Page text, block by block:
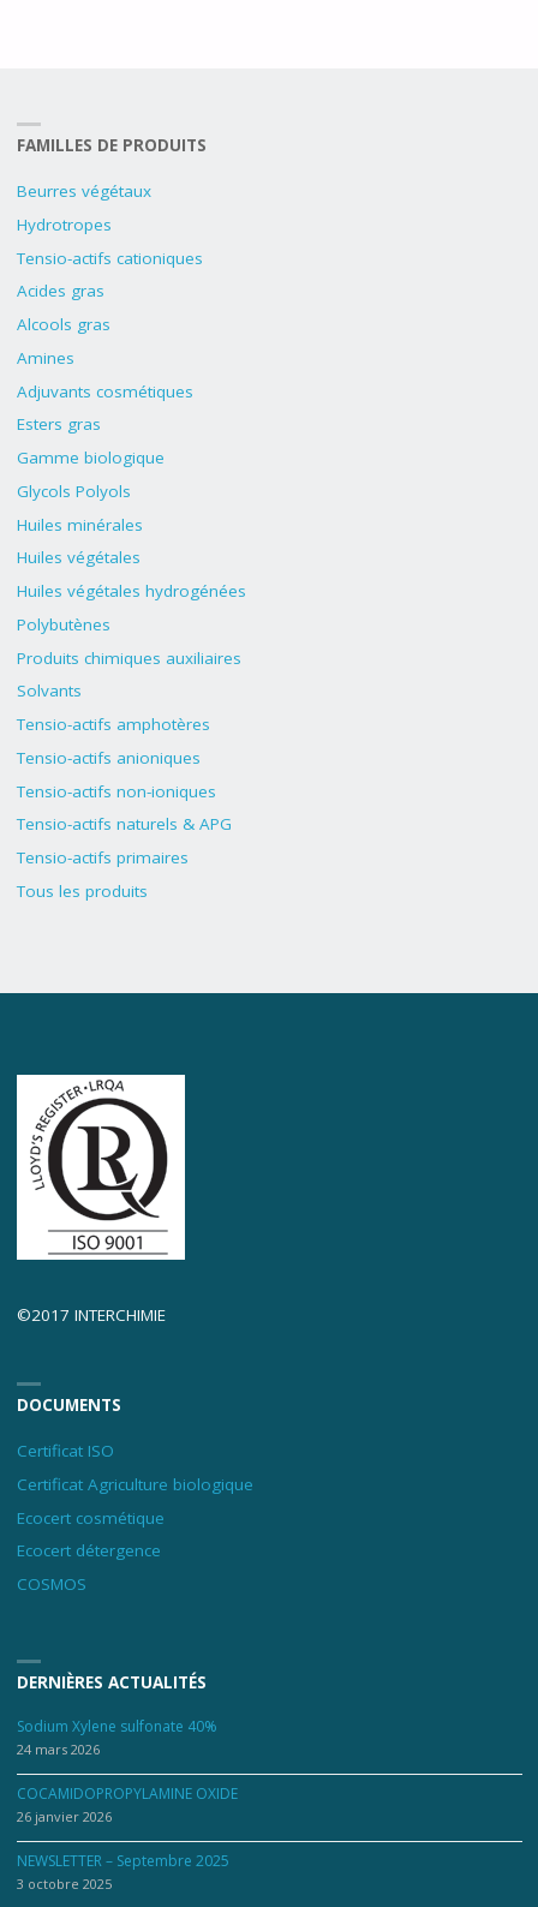
FAMILLES DE PRODUITS
Beurres végétaux
Hydrotropes
Tensio-actifs cationiques
Acides gras
Alcools gras
Amines
Adjuvants cosmétiques
Esters gras
Gamme biologique
Glycols Polyols
Huiles minérales
Huiles végétales
Huiles végétales hydrogénées
Polybutènes
Produits chimiques auxiliaires
Solvants
Tensio-actifs amphotères
Tensio-actifs anioniques
Tensio-actifs non-ioniques
Tensio-actifs naturels & APG
Tensio-actifs primaires
Tous les produits
©2017 INTERCHIMIE
DOCUMENTS
Certificat ISO
Certificat Agriculture biologique
Ecocert cosmétique
Ecocert détergence
COSMOS
DERNIÈRES ACTUALITÉS
Sodium Xylene sulfonate 40%
24 mars 2026
COCAMIDOPROPYLAMINE OXIDE
26 janvier 2026
NEWSLETTER – Septembre 2025
3 octobre 2025